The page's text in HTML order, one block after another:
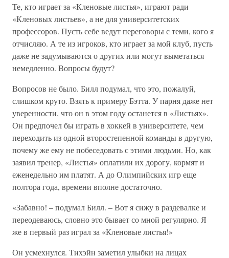
Те, кто играет за «Кленовые листья», играют ради
«Кленовых листьев», а не для университетских
профессоров. Пусть себе ведут переговоры с теми, кого я
отчисляю. А те из игроков, кто играет за мой клуб, пусть
даже не задумываются о других или могут выметаться
немедленно. Вопросы будут?
Вопросов не было. Билл подумал, что это, пожалуй,
слишком круто. Взять к примеру Бэтта. У парня даже нет
уверенности, что он в этом году останется в «Листьях».
Он предпочел бы играть в хоккей в университете, чем
переходить из одной второстепенной команды в другую,
почему же ему не побеседовать с этими людьми. Но, как
заявил тренер, «Листья» оплатили их дорогу, кормят и
еженедельно им платят. А до Олимпийских игр еще
полтора года, времени вполне достаточно.
«Забавно! – подумал Билл. – Вот я сижу в раздевалке и
переодеваюсь, словно это бывает со мной регулярно. Я
же в первый раз играл за «Кленовые листья!»
Он усмехнулся. Тихэйн заметил улыбки на лицах